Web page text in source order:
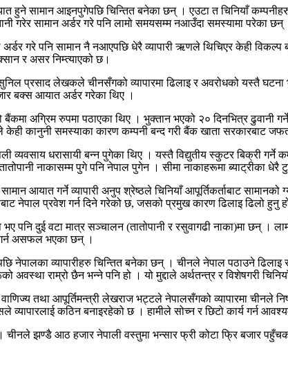
हुने सामान आइनपुगेपछि चिन्तित बनेका छन् । एउटा त चिनियाँ
गरेर सामान अर्डर गरे पनि लामो समयसम्म नआउँदा समस्यामा परेका छन्
गरे पनि सामान नै नआएपछि धेरै व्यापारी ऋणले थिचिएर केही
र असर निम्त्याएको छ।
प्रसाद लेखकले चीनसँगको व्यापारमा ढिलाइ र अवरोधको यस्तै
बक्स आयात अर्डर गरेका थिए ।
अग्रिम रुपमा पठाएका थिए । भुक्तान भएको २० दिनभित्र ढुवानी
केही कानुनी समस्याका कारण कम्पनी बन्द गरी बैंक खाता सरकारबाट
व्यवसाय धरासायी बन्न पुगेका थिए । यस्तै विद्युतीय स्कुटर बिक्री
नाकासम्म पुगे पनि नेपाल पुगेन । सीमा नाकाहरूमा ब्याट्रीका
आयात गर्ने व्यापारी अनुप श्रेष्ठले चिनियाँ आपूर्तिकर्ताबाट
नेपाल प्रवेश गर्न दिने गरेको छ, जसको प्रमुख कारण ढिलाइ ढिलो हुनु
पनि दुई वटा मात्र सञ्चालन (तातोपानी र रसुवागढी नाका)मा छन्
गर्न असफल भएका छन् ।
नेपालका व्यापारीहरु चिन्तित बनेका छन् । चीनले नेपाल पठाउने
अवस्था राम्रो छैन भन्ने पनि हो । यो मुद्दाले अर्थतन्त्र र विशेषगरी
तथा आपूर्तिमन्त्री लेखराज भट्टले नेपालसँगको व्यापारमा चीनले
व्यापारलाई कठिन बनाइरहेको छ । हामीले सोच्न र छिटो कार्य गर्न
चीनले झण्डै आठ हजार नेपाली वस्तुमा भन्सार फ्री कोटा फ्रि बजार